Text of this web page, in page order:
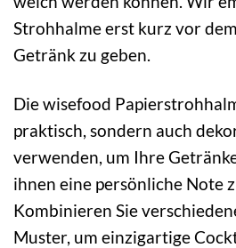
Strohhalme erst kurz vor
Getränk zu geben.
Die wisefood
praktisch, sondern auch
verwenden, um Ihre
ihnen eine persönliche Note
Kombinieren Sie
Muster, um einzigartige